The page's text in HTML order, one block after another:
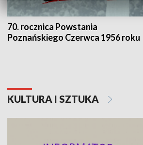
70. rocznica Powstania
Poznańskiego Czerwca 1956 roku
KULTURA I SZTUKA